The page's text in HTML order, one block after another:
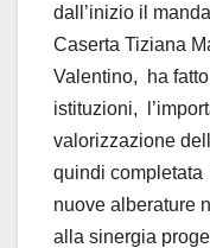
dall’inizio il
Caserta Tiziana
Valentino,
ha
istituzioni,
valorizzazione
quindi completata
nuove alberature
alla sinergia